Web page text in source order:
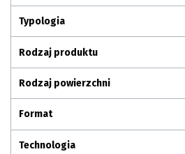
Typologia
Rodzaj produktu
Rodzaj powierzchni
Format
Technologia
Kariera